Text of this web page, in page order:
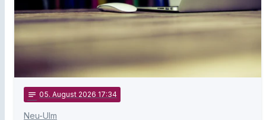
notes 05. August 2026 17:34
Neu-Ulm